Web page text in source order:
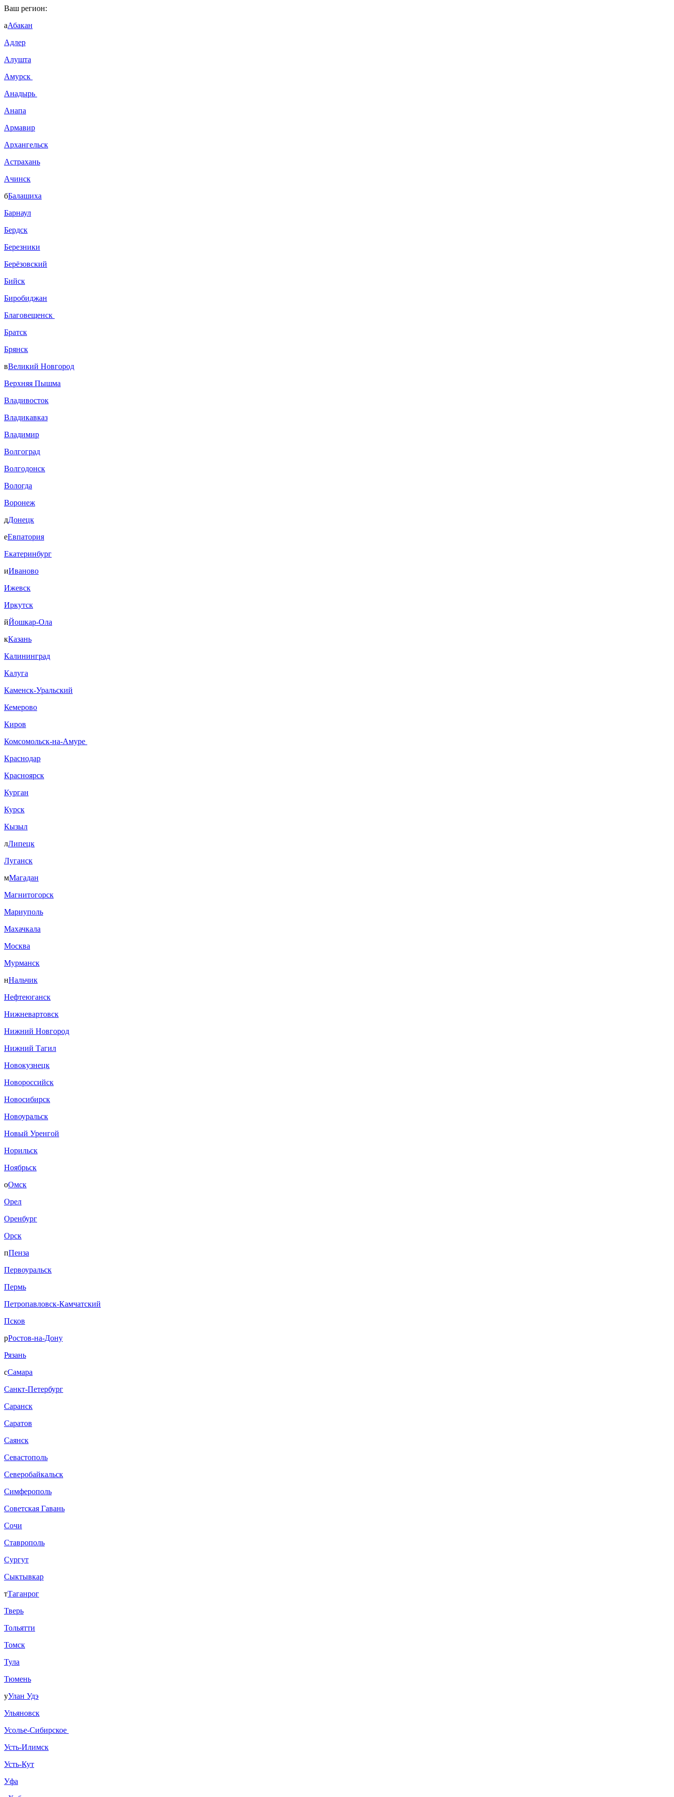
Ваш регион:
аАбакан
Адлер
Алушта
Амурск
Анадырь
Анапа
Армавир
Архангельск
Астрахань
Ачинск
бБалашиха
Барнаул
Бердск
Березники
Берёзовский
Бийск
Биробиджан
Благовещенск
Братск
Брянск
вВеликий Новгород
Верхняя Пышма
Владивосток
Владикавказ
Владимир
Волгоград
Волгодонск
Вологда
Воронеж
дДонецк
еЕвпатория
Екатеринбург
иИваново
Ижевск
Иркутск
йЙошкар-Ола
кКазань
Калининград
Калуга
Каменск-Уральский
Кемерово
Киров
Комсомольск-на-Амуре
Краснодар
Красноярск
Курган
Курск
Кызыл
лЛипецк
Луганск
мМагадан
Магнитогорск
Мариуполь
Махачкала
Москва
Мурманск
нНальчик
Нефтеюганск
Нижневартовск
Нижний Новгород
Нижний Тагил
Новокузнецк
Новороссийск
Новосибирск
Новоуральск
Новый Уренгой
Норильск
Ноябрьск
оОмск
Орел
Оренбург
Орск
пПенза
Первоуральск
Пермь
Петропавловск-Камчатский
Псков
рРостов-на-Дону
Рязань
сСамара
Санкт-Петербург
Саранск
Саратов
Саянск
Севастополь
Северобайкальск
Симферополь
Советская Гавань
Сочи
Ставрополь
Сургут
Сыктывкар
тТаганрог
Тверь
Тольятти
Томск
Тула
Тюмень
уУлан Удэ
Ульяновск
Усолье-Сибирское
Усть-Илимск
Усть-Кут
Уфа